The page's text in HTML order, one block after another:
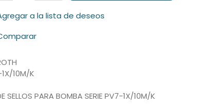
a la lista de deseos
10M/K
SELLOS PARA BOMBA SERIE PV7-1X/10M/K